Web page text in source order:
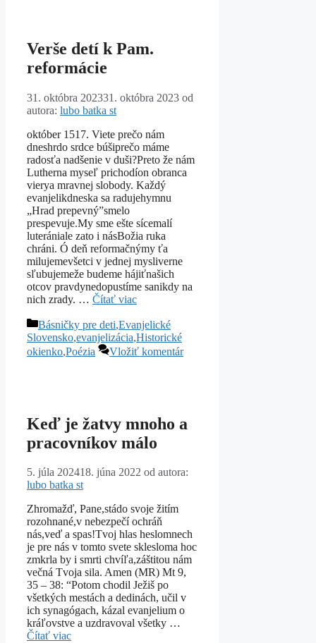
Verše detí k Pam.
reformácie
31. októbra 202331. októbra 2023 od
autora: lubo batka st
október 1517. Viete prečo nám
dneshrdo srdce búšiprečo máme
radosťa nadšenie v duši?Preto že nám
Lutherna myseľ prichodíon obranca
vierya mravnej slobody. Každý
evanjelikdneska sa radujehymnu
„Hrad prepevný”smelo
prespevuje.My sme ešte sícemalí
luterániale zato i násBožia ruka
chráni. Ó deň reformačnýmy ťa
milujemevšetci v jednej mysliverne
sľubujemeže budeme hájiťnašich
otcov pravdynedopustíme sanikdy na
nich zrady. … Čítať viac
Kategórie
Básničky pre deti,Evanjelické
Slovensko,evanjelizácia,Historické
okienko,Poézia Vložiť komentár
Keď je žatvy mnoho a
pracovníkov málo
5. júla 202418. júna 2022 od autora:
lubo batka st
Zhromažď, Pane,stádo svoje žitím
rozohnané,v nebezpečí ochráň
nás,veď a spas!Tvoj hlas heslomnech
je pre nás v tomto svete sklesloma hoc
zmkrla by i smrti chvíľa,záštitou nám
večná Tvoja sila. Amen (MR) Mt 9,
35 – 38: “Potom chodil Ježiš po
všetkých mestách a dedinách, učil v
ich synagógach, kázal evanjelium o
kráľovstve a uzdravoval všetky …
Čítať viac